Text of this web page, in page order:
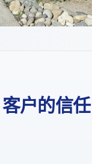
客户的信任